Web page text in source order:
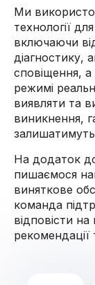
Ми
технології
включаючи
діагностику,
сповіщення, а
режимі
виявляти та
виникнення,
На додаток
пишаємося
виняткове
команда
відповісти